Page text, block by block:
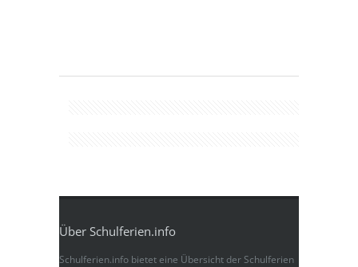
Über Schulferien.info
Schulferien.info bietet eine Übersicht der Schulferien